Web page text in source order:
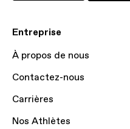
Entreprise
À propos de nous
Contactez-nous
Carrières
Nos Athlètes